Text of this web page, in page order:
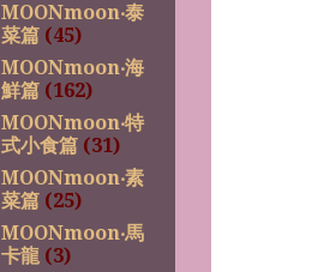
MOONmoon‧泰
菜篇 (45)
MOONmoon‧海
鮮篇 (162)
MOONmoon‧特
式小食篇 (31)
MOONmoon‧素
菜篇 (25)
MOONmoon‧馬
卡龍 (3)